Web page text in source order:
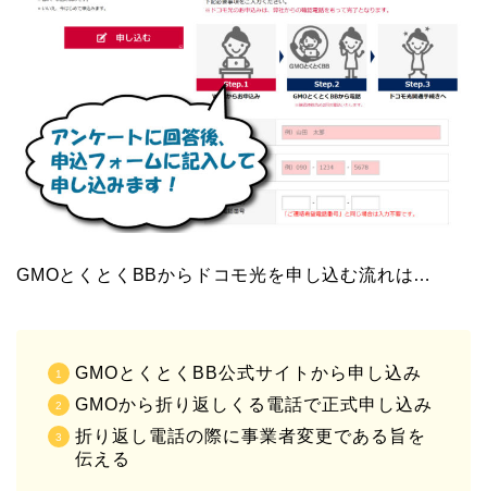
GMOとくとくBBからドコモ光を申し込む流れは…
GMOとくとくBB公式サイトから申し込み
GMOから折り返しくる電話で正式申し込み
折り返し電話の際に事業者変更である旨を
伝える